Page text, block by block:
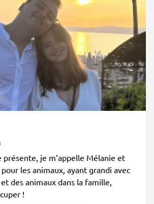
présente, je m’appelle Mélanie et
pour les animaux, ayant grandi avec
des animaux dans la famille,
!